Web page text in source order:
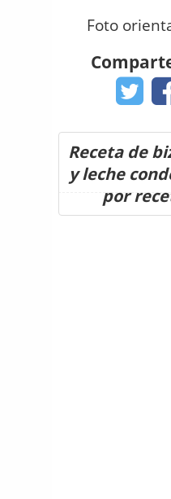
Foto
Receta de
y leche
por